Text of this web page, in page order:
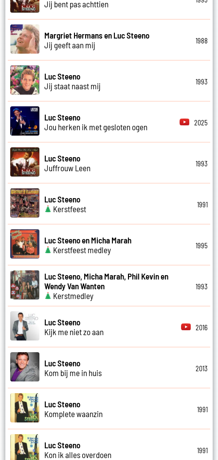
Jij bent pas achttien
Margriet Hermans en Luc Steeno
Jij geeft aan mij
1988
Luc Steeno
Jij staat naast mij
1993
Luc Steeno
Jou herken ik met gesloten ogen
2025
Luc Steeno
Juffrouw Leen
1993
Luc Steeno
Kerstfeest
1991
Luc Steeno en Micha Marah
Kerstfeest medley
1995
Luc Steeno, Micha Marah, Phil Kevin en
Wendy Van Wanten
Kerstmedley
1993
Luc Steeno
Kijk me niet zo aan
2016
Luc Steeno
Kom bij me in huis
2013
Luc Steeno
Komplete waanzin
1991
Luc Steeno
Kon ik alles overdoen
1991